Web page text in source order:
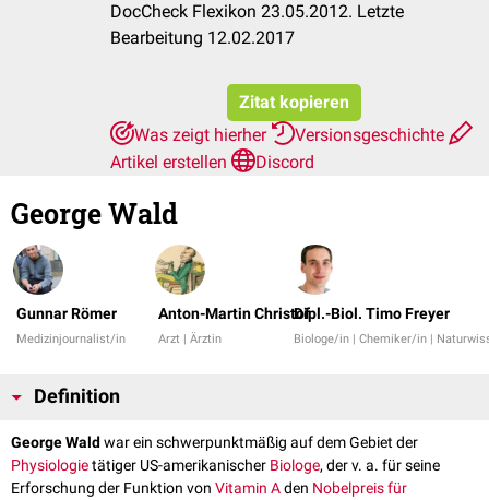
DocCheck Flexikon 23.05.2012. Letzte
Bearbeitung 12.02.2017
Zitat kopieren
Was zeigt hierher
Versionsgeschichte
Artikel erstellen
Discord
George Wald
Gunnar Römer
Medizinjournalist/in
Anton-Martin Christof
Arzt | Ärztin
Dipl.-Biol. Timo Freyer
Biologe/in | Chemiker/in |
Definition
George Wald war ein schwerpunktmäßig auf dem Gebiet der
Physiologietätiger US-amerikanischer Biologe, der v. a. für seine
Erforschung der Funktion von Vitamin Aden Nobelpreis für